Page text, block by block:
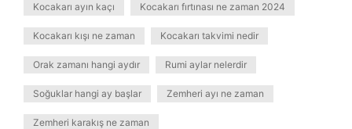
Kocakarı ayın kaçı Kocakarı fırtınası ne zaman 2024
Kocakarı kışı ne zaman Kocakarı takvimi nedir
Orak zamanı hangi aydır Rumi aylar nelerdir
Soğuklar hangi ay başlar Zemheri ayı ne zaman
Zemheri karakış ne zaman